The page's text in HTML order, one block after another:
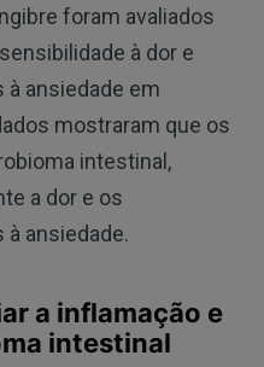
foram avaliados
à dor e
ansiedade em
mostraram que os
intestinal,
a dor e os
ansiedade.
a inflamação e
intestinal